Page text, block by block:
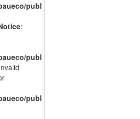
public_html/catalog/view/
:
public_html/catalog/view/
public_html/catalog/view/